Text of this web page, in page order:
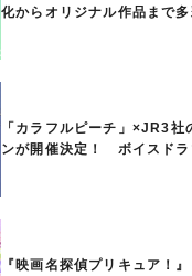
化からオリジナル作品まで
「カラフルピーチ」×JR3
ンが開催決定！ ボイスドラ
『映画名探偵プリキュア！